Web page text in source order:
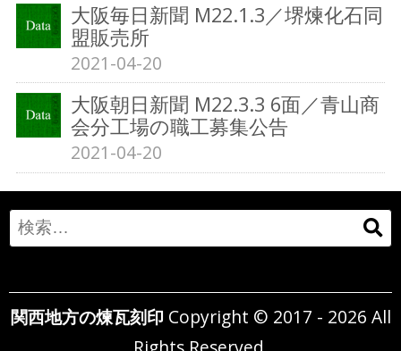
大阪毎日新聞 M22.1.3／堺煉化石同
盟販売所
2021-04-20
大阪朝日新聞 M22.3.3 6面／青山商
会分工場の職工募集公告
2021-04-20
Search
for:
関西地方の煉瓦刻印 Copyright © 2017 - 2026 All